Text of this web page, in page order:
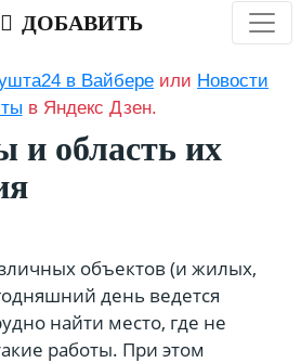
ДОБАВИТЬ
в Вайбере или Новости
в Яндекс Дзен.
и область их
объектов (и жилых,
день ведется
найти место, где не
работы. При этом